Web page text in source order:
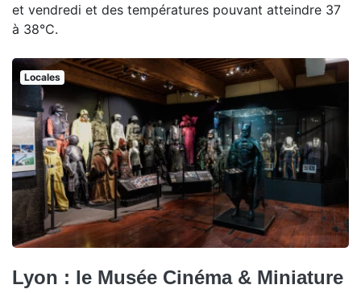
et vendredi et des températures pouvant atteindre 37
à 38°C.
Locales
Lyon : le Musée Cinéma & Miniature